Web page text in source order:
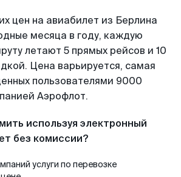
цен на авиабилет из Берлина
месяца в году, каждую
летают 5 прямых рейсов и 10
Цена варьируется, самая
пользователями 9000
Аэрофлот.
используя электронный
без комиссии?
услуги по перевозке